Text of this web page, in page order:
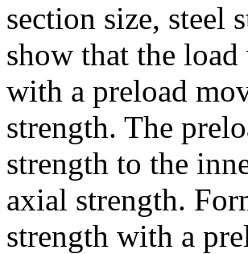
section size, steel
show that the
with a preload
strength. The
strength to the
axial strength.
strength with a